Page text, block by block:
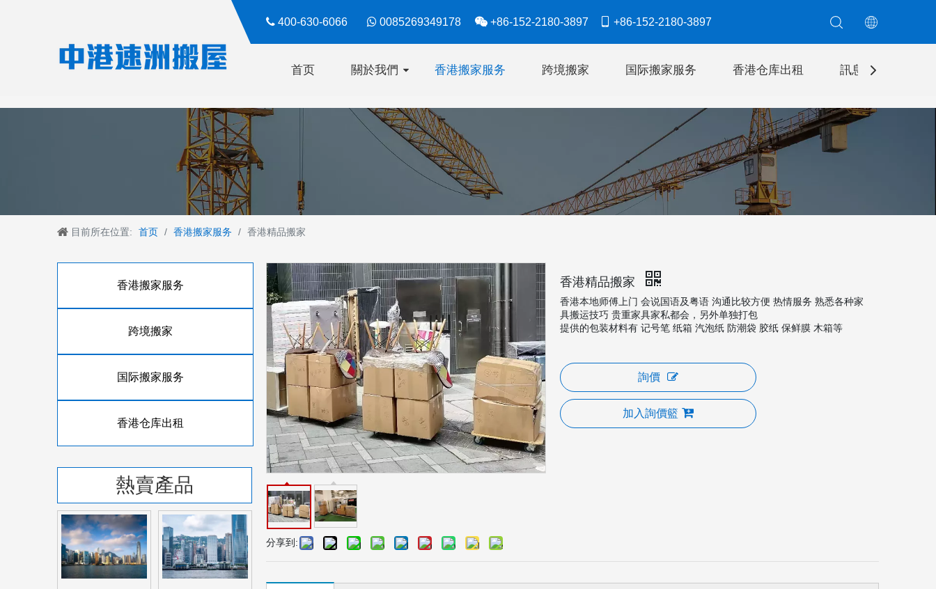
 400-630-6066  0085269349178  +86-152-2180-3897  +86-152-2180-3897​​​​​​​
首页 關於我們 香港搬家服务 跨境搬家 国际搬家服务 香港仓库出租 訊息
目前所在位置: 首页 / 香港搬家服务 / 香港精品搬家
香港搬家服务
跨境搬家
国际搬家服务
香港仓库出租
熱賣產品
分享到:
香港精品搬家
香港本地师傅上门 会说国语及粤语 沟通比较方便 热情服务 熟悉各种家
具搬运技巧 贵重家具家私都会，另外单独打包
提供的包装材料有 记号笔 纸箱 汽泡纸 防潮袋 胶纸 保鲜膜 木箱等
詢價
加入詢價籃